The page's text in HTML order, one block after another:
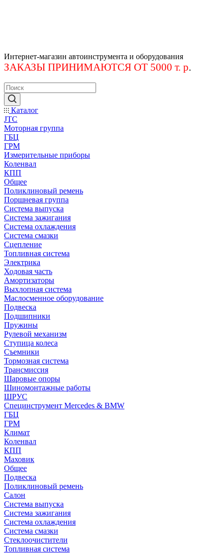
Интернет-магазин автоинструмента и оборудования
ЗАКАЗЫ ПРИНИМАЮТСЯ ОТ 5000 т. р.
Каталог
JTC
Моторная группа
ГБЦ
ГРМ
Измерительные приборы
Коленвал
КПП
Общее
Поликлиновый ремень
Поршневая группа
Система выпуска
Система зажигания
Система охлаждения
Система смазки
Сцепление
Топливная система
Электрика
Ходовая часть
Амортизаторы
Выхлопная система
Маслосменное оборудование
Подвеска
Подшипники
Пружины
Рулевой механизм
Ступица колеса
Съемники
Тормозная система
Трансмиссия
Шаровые опоры
Шиномонтажные работы
ШРУС
Специнструмент Mercedes & BMW
ГБЦ
ГРМ
Климат
Коленвал
КПП
Маховик
Общее
Подвеска
Поликлиновый ремень
Салон
Система выпуска
Система зажигания
Система охлаждения
Система смазки
Стеклоочистители
Топливная система